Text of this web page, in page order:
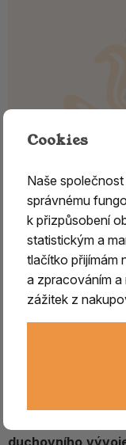
Vykuřovací
POTĚŠENÍ
Existuje mnoho
tímto názvem
Cookies
Naše
správnému
k přizpůsobení
statistickým a
tlačítko přijímám
a zpracováním
zážitek z